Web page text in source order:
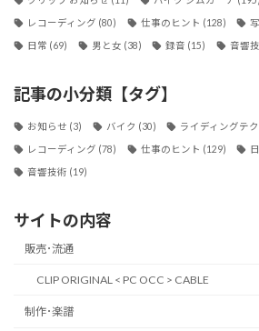
レコーディング (80) 仕事のヒント (128)
日常 (69) 男と女 (38) 録音 (15) 音響
記事の小分類【タグ】
お知らせ (3) バイク (30) ライディングテ
レコーディング (78) 仕事のヒント (129)
音響技術 (19)
サイトの内容
販売･流通
CLIP ORIGINAL < PC OCC > CABLE
制作･楽譜